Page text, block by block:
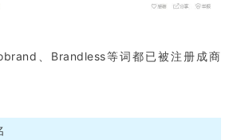
、Brandless等词都已被注册成商